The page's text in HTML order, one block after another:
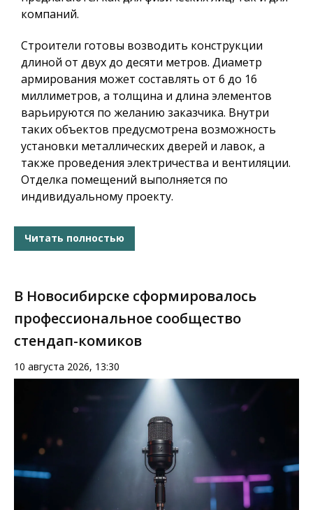
компаний.
Строители готовы возводить конструкции
длиной от двух до десяти метров. Диаметр
армирования может составлять от 6 до 16
миллиметров, а толщина и длина элементов
варьируются по желанию заказчика. Внутри
таких объектов предусмотрена возможность
установки металлических дверей и лавок, а
также проведения электричества и вентиляции.
Отделка помещений выполняется по
индивидуальному проекту.
Читать полностью
В Новосибирске сформировалось
профессиональное сообщество
стендап-комиков
10 августа 2026, 13:30